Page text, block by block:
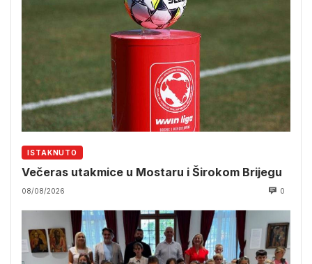
ISTAKNUTO
Večeras utakmice u Mostaru i Širokom Brijegu
08/08/2026 0